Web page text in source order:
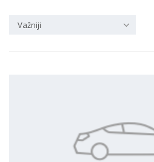
Važniji